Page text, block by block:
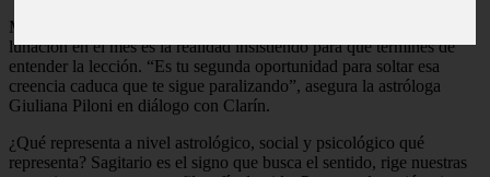
Mientras una Luna llena normal marca un cierre, esta segunda
lunación en el mes es la realidad insistiendo para que termines de
entender la lección. “Es tu segunda oportunidad para soltar esa
creencia caduca que te sigue paralizando”, asegura la astróloga
Giuliana Piloni en diálogo con Clarín.
¿Qué representa a nivel astrológico, social y psicológico qué
representa? Sagitario es el signo que busca el sentido, rige nuestras